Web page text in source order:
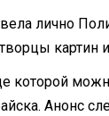
лично
картин
которой
Анонс